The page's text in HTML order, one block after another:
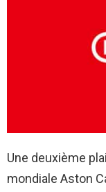
Une deuxième
mondiale Aston